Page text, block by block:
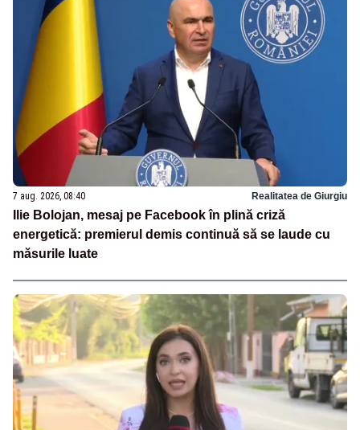
7 aug. 2026, 08:40 Realitatea de Giurgiu
Ilie Bolojan, mesaj pe Facebook în plină criză
energetică: premierul demis continuă să se laude cu
măsurile luate